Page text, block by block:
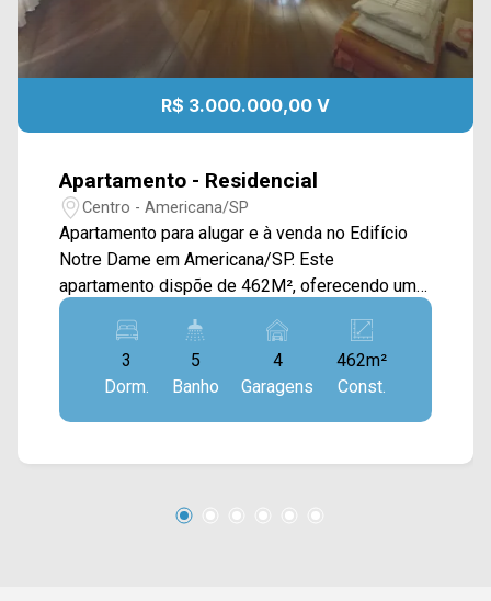
R$ 3.000.000,00 V
Apartamento - Residencial
Centro - Americana/SP
Apartamento para alugar e à venda no Edifício
Notre Dame em Americana/SP. Este
apartamento dispõe de 462M², oferecendo uma
ampla sala de estar e de jantar integradas e com
uma área de bar, cozinha toda planejada,
despensa, sacada com vista livre para a Av.
Brasil, e área de serviço com banheiro. > 03
suítes com sacada e planejados, sendo 01
serviço; > 04 vagas de garagem. *Aceita
Centro de Americana, este condomínio está
3
Dorm.
5
Banho
4
Garagens
462m²
Const.